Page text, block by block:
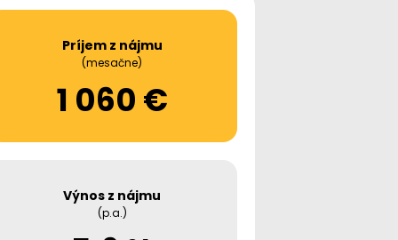
Príjem z nájmu
(mesačne)
1 060 €
Výnos z nájmu
(p.a.)